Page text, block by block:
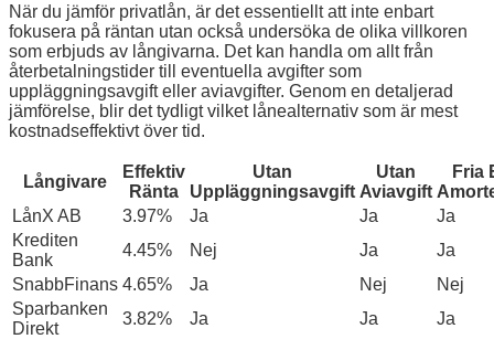
När du jämför privatlån, är det essentiellt att inte enbart
fokusera på räntan utan också undersöka de olika villkoren
som erbjuds av långivarna. Det kan handla om allt från
återbetalningstider till eventuella avgifter som
uppläggningsavgift eller aviavgifter. Genom en detaljerad
jämförelse, blir det tydligt vilket lånealternativ som är mest
kostnadseffektivt över tid.
Långivare
Effektiv
Ränta
Utan
Uppläggningsavgift
Utan
Aviavgift
Fria
LånX AB
3.97% Ja Ja
Ja
Krediten
Bank
4.45% Nej Ja
Ja
SnabbFinans 4.65% Ja Nej
Nej
Sparbanken
Direkt
3.82% Ja Ja Ja